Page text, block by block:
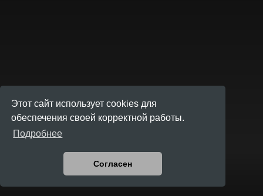
Этот сайт использует cookies для
обеспечения своей корректной работы.
Подробнее
Согласен